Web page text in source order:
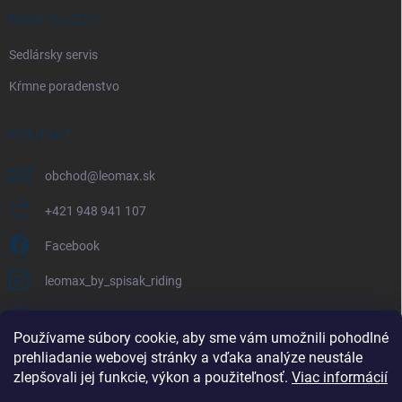
Používame súbory cookie, aby sme vám umožnili pohodlné
prehliadanie webovej stránky a vďaka analýze neustále
zlepšovali jej funkcie, výkon a použiteľnosť. Viac informácií
NAŠE SLUŽBY
Sedlársky servis
Kŕmne poradenstvo
KONTAKT
obchod@ leomax.sk
+421 948 941 107
Facebook
leomax_by_spisak_riding
FACEBOOK